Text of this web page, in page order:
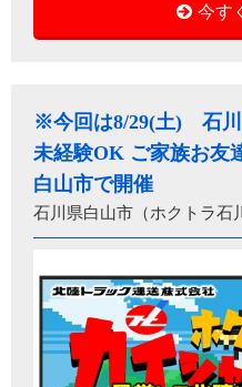
今す
※今回は8/29(土) 石
未経験OK ご家族お友
白山市で開催
石川県白山市（ホクトラ石